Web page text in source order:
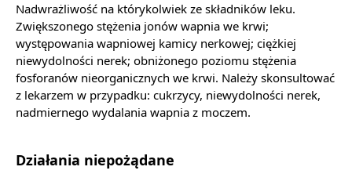
Nadwrażliwość na którykolwiek ze składników leku.
Zwiększonego stężenia jonów wapnia we krwi;
występowania wapniowej kamicy nerkowej; ciężkiej
niewydolności nerek; obniżonego poziomu stężenia
fosforanów nieorganicznych we krwi. Należy skonsultować
z lekarzem w przypadku: cukrzycy, niewydolności nerek,
nadmiernego wydalania wapnia z moczem.
Działania niepożądane